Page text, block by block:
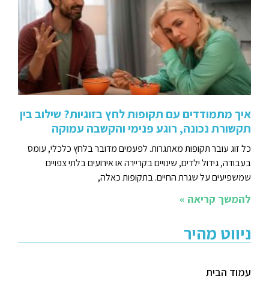
איך מתמודדים עם תקופות לחץ בזוגיות? שילוב בין
תקשורת נכונה, רוגע פנימי והקשבה עמוקה
כל זוג עובר תקופות מאתגרות. לפעמים מדובר בלחץ כלכלי, עומס
בעבודה, גידול ילדים, שינויים בקריירה או אירועים בלתי צפויים
שמשפיעים על שגרת החיים. בתקופות כאלה,
להמשך קריאה »
ניווט מהיר
עמוד הבית